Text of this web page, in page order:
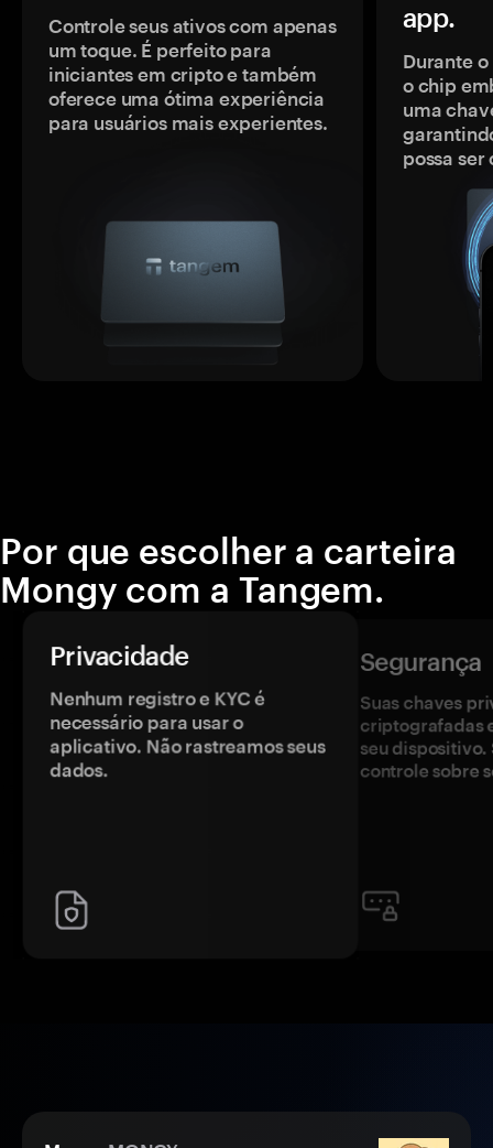
Controle seus ativos com apenas
um toque. É perfeito para
iniciantes em cripto e também
oferece uma ótima experiência
para usuários mais experientes.
app.
Durante
o chip
uma
possa
Por que escolher a carteira
Mongy com a Tangem.
Privacidade
Nenhum registro e KYC é
necessário para usar o
aplicativo. Não rastreamos seus
dados.
Segurança
Suas chaves
criptografadas
seu dispositivo.
controle sobre